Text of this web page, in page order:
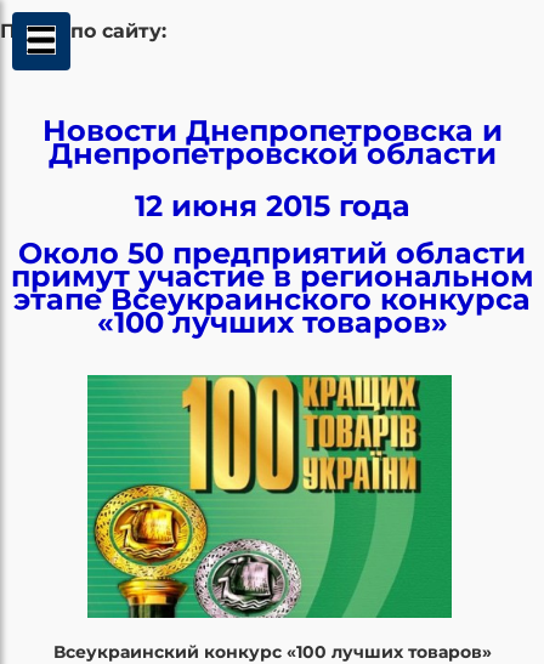
Поиск по сайту:
Новости Днепропетровска и
Днепропетровской области
12 июня 2015 года
Около 50 предприятий области
примут участие в региональном
этапе Всеукраинского конкурса
«100 лучших товаров»
Всеукраинский конкурс «100 лучших товаров»